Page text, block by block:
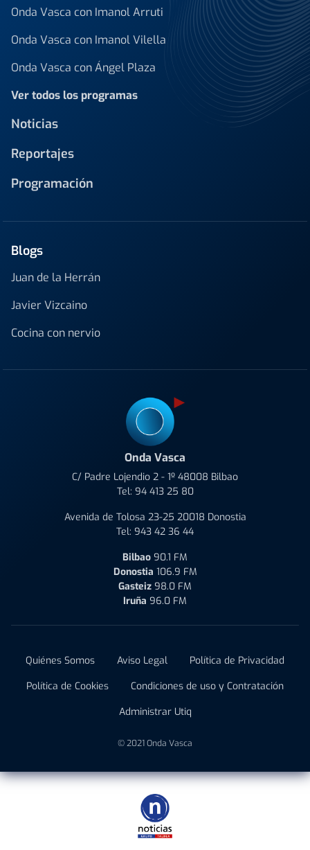
Onda Vasca con Imanol Arruti
Onda Vasca con Imanol Vilella
Onda Vasca con Ángel Plaza
Ver todos los programas
Noticias
Reportajes
Programación
Blogs
Juan de la Herrán
Javier Vizcaino
Cocina con nervio
Onda Vasca
C/ Padre Lojendio 2 - 1º 48008 Bilbao
Tel: 94 413 25 80
Avenida de Tolosa 23-25 20018 Donostia
Tel: 943 42 36 44
Bilbao 90.1 FM
Donostia 106.9 FM
Gasteiz 98.0 FM
Iruña 96.0 FM
Quiénes Somos Aviso Legal
Política de Privacidad
Política de Cookies
Condiciones de uso y Contratación
Administrar Utiq
© 2021 Onda Vasca